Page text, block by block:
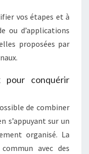
vos étapes et à
ou d’applications
proposées par
pour conquérir
de combiner
s’appuyant sur un
organisé. La
avec des